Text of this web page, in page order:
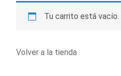
Tu carrito está vacío.
Volver a la tienda